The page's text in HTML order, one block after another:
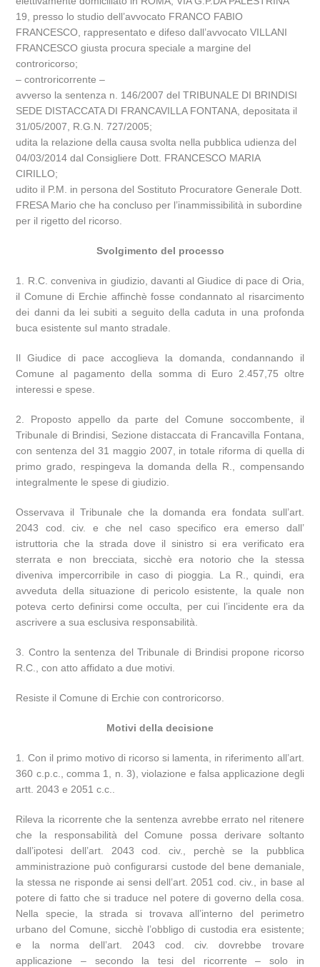
19, presso lo studio dell’avvocato FRANCO FABIO
FRANCESCO, rappresentato e difeso dall’avvocato VILLANI
FRANCESCO giusta procura speciale a margine del
controricorso;
– controricorrente –
avverso la sentenza n. 146/2007 del TRIBUNALE DI BRINDISI
SEDE DISTACCATA DI FRANCAVILLA FONTANA, depositata il
31/05/2007, R.G.N. 727/2005;
udita la relazione della causa svolta nella pubblica udienza del
04/03/2014 dal Consigliere Dott. FRANCESCO MARIA
CIRILLO;
udito il P.M. in persona del Sostituto Procuratore Generale Dott.
FRESA Mario che ha concluso per l’inammissibilità in subordine
per il rigetto del ricorso.
Svolgimento del processo
1. R.C. conveniva in giudizio, davanti al Giudice di pace di Oria,
il Comune di Erchie affinchè fosse condannato al risarcimento
dei danni da lei subiti a seguito della caduta in una profonda
buca esistente sul manto stradale.
Il Giudice di pace accoglieva la domanda, condannando il
Comune al pagamento della somma di Euro 2.457,75 oltre
interessi e spese.
2. Proposto appello da parte del Comune soccombente, il
Tribunale di Brindisi, Sezione distaccata di Francavilla Fontana,
con sentenza del 31 maggio 2007, in totale riforma di quella di
primo grado, respingeva la domanda della R., compensando
integralmente le spese di giudizio.
Osservava il Tribunale che la domanda era fondata sull’art.
2043 cod. civ. e che nel caso specifico era emerso dall’
istruttoria che la strada dove il sinistro si era verificato era
sterrata e non brecciata, sicchè era notorio che la stessa
diveniva impercorribile in caso di pioggia. La R., quindi, era
avveduta della situazione di pericolo esistente, la quale non
poteva certo definirsi come occulta, per cui l’incidente era da
ascrivere a sua esclusiva responsabilità.
3. Contro la sentenza del Tribunale di Brindisi propone ricorso
R.C., con atto affidato a due motivi.
Resiste il Comune di Erchie con controricorso.
Motivi della decisione
1. Con il primo motivo di ricorso si lamenta, in riferimento all’art.
360 c.p.c., comma 1, n. 3), violazione e falsa applicazione degli
artt. 2043 e 2051 c.c..
Rileva la ricorrente che la sentenza avrebbe errato nel ritenere
che la responsabilità del Comune possa derivare soltanto
dall’ipotesi dell’art. 2043 cod. civ., perchè se la pubblica
amministrazione può configurarsi custode del bene demaniale,
la stessa ne risponde ai sensi dell’art. 2051 cod. civ., in base al
potere di fatto che si traduce nel potere di governo della cosa.
Nella specie, la strada si trovava all’interno del perimetro
urbano del Comune, sicchè l’obbligo di custodia era esistente;
e la norma dell’art. 2043 cod. civ. dovrebbe trovare
applicazione – secondo la tesi del ricorrente – solo in